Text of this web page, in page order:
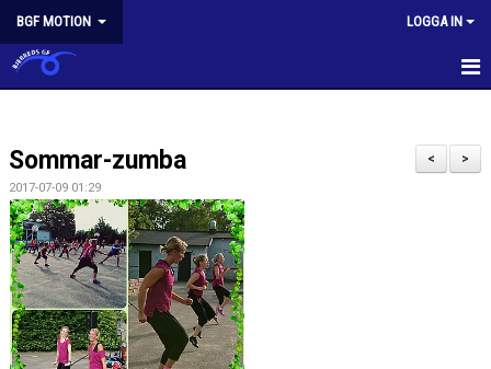
BGF MOTION LOGGA IN
NYHETER
KALENDER
ANMÄLAN OCH DELTAGANDE
PASSBESKRIVNINGAR
AVGIFTER
>
<
Sommar-zumba
2017-07-09 01:29